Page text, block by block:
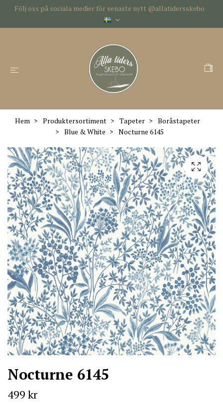
Följ oss på sociala medier för senaste nytt @allatidersskebo
Hem Produktersortiment Tapeter
Boråstapeter
Blue & White
Nocturne 6145
Nocturne 6145
499 kr